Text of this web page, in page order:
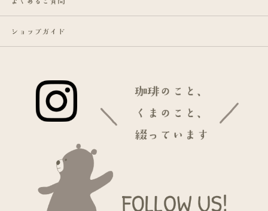
ショップガイド